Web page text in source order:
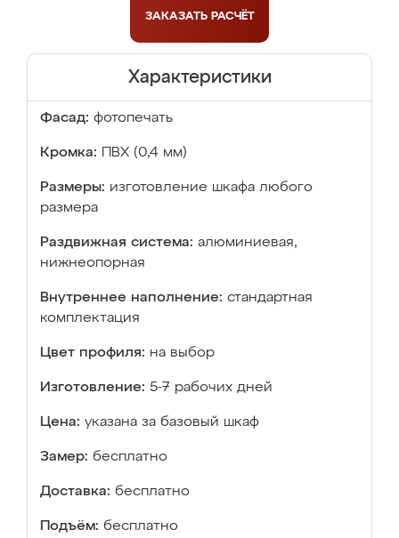
ЗАКАЗАТЬ РАСЧЁТ
Характеристики
Фасад: фотопечать
Кромка: ПВХ (0,4 мм)
Размеры: изготовление шкафа любого
размера
Раздвижная система: алюминиевая,
нижнеопорная
Внутреннее наполнение: стандартная
комплектация
Цвет профиля: на выбор
Изготовление: 5-7 рабочих дней
Цена: указана за базовый шкаф
Замер: бесплатно
Доставка: бесплатно
Подъём: бесплатно